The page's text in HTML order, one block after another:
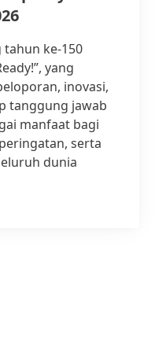
tahun ke-150
yang
inovasi,
tanggung jawab
manfaat bagi
serta
dunia